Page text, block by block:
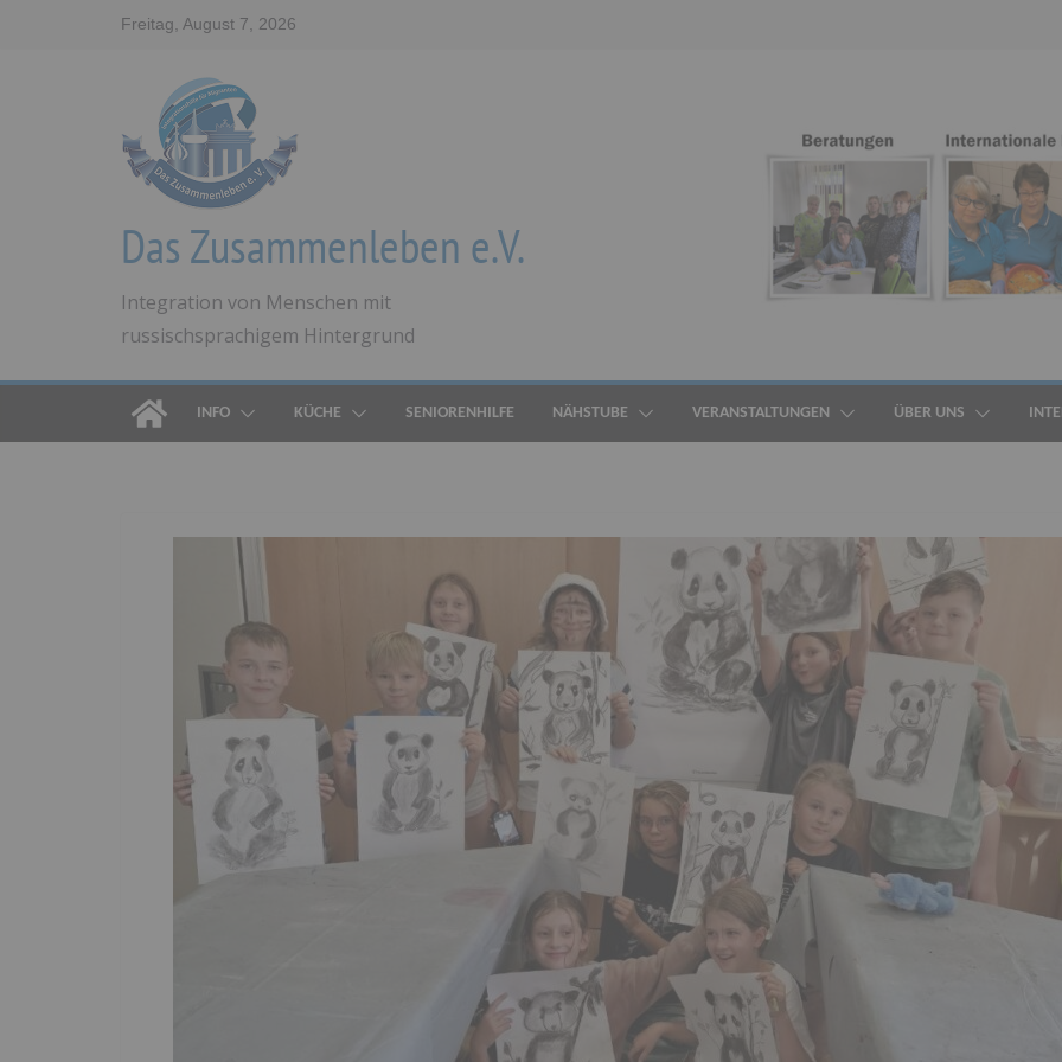
Freitag, August 7, 2026
Das Zusammenleben e.V.
Integration von Menschen mit
russischsprachigem Hintergrund
INFO KÜCHE SENIORENHILFE NÄHSTUBE VERANSTALTUNGEN ÜBER UNS
Eugen Reiche.
Erinnerungen an
einen Virtuosen aus
Deuben am 2. Juni
2026
admin
Radeberg